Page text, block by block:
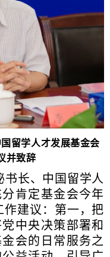
留学人才发展基金会
并致辞
书长、中国留学人
肯定基金会今年
作建议：第一，把
中央决策部署和
会的日常服务之